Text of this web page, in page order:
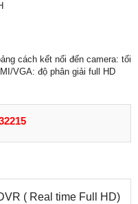
cách kết nối đến camera: tối
VGA: độ phân giải full HD
( Real time Full HD)